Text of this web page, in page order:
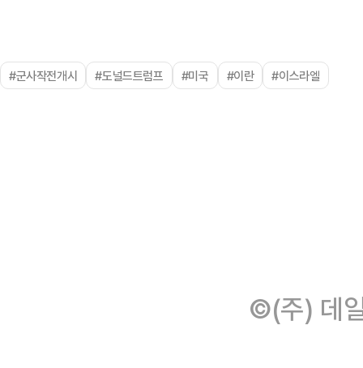
#군사작전개시 #도널드트럼프 #미국 #이란 #이스라엘
©(주) 데